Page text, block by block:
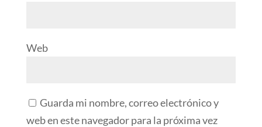
Web
Guarda mi nombre, correo electrónico y
web en este navegador para la próxima vez